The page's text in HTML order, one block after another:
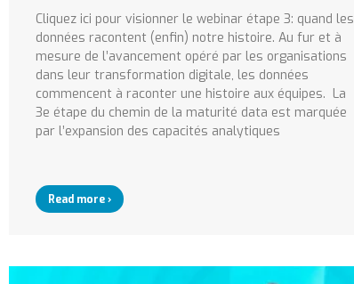
Cliquez ici pour visionner le webinar étape 3: quand les
données racontent (enfin) notre histoire. Au fur et à
mesure de l’avancement opéré par les organisations
dans leur transformation digitale, les données
commencent à raconter une histoire aux équipes. La
3e étape du chemin de la maturité data est marquée
par l’expansion des capacités analytiques
Read more ›